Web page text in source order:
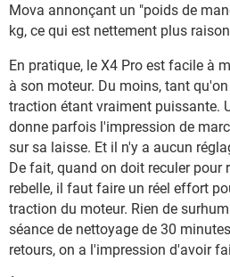
Mova annonçant un "poids de
kg, ce qui est nettement plus
En pratique, le X4 Pro est facile à
à son moteur. Du moins, tant
traction étant vraiment puissante.
donne parfois l'impression de
sur sa laisse. Et il n'y a aucun
De fait, quand on doit reculer pour
rebelle, il faut faire un réel effort
traction du moteur. Rien de
séance de nettoyage de 30
retours, on a l'impression d'avoir